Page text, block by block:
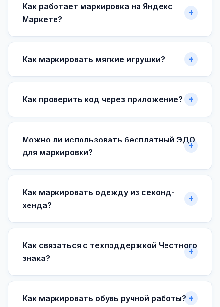
Как работает маркировка на Яндекс
Маркете?
Как маркировать мягкие игрушки?
Как проверить код через приложение?
Можно ли использовать бесплатный ЭДО
для маркировки?
Как маркировать одежду из секонд-
хенда?
Как связаться с техподдержкой Честного
знака?
Как маркировать обувь ручной работы?